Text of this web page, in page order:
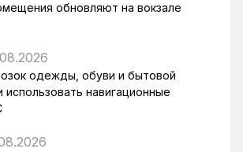
обновляют на вокзале
одежды, обуви и бытовой
использовать навигационные